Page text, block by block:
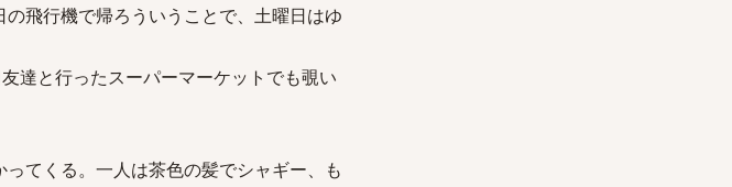
飛行機で帰ろういうことで、土曜日はゆ
達と行ったスーパーマーケットでも覗い
てくる。一人は茶色の髪でシャギー、も